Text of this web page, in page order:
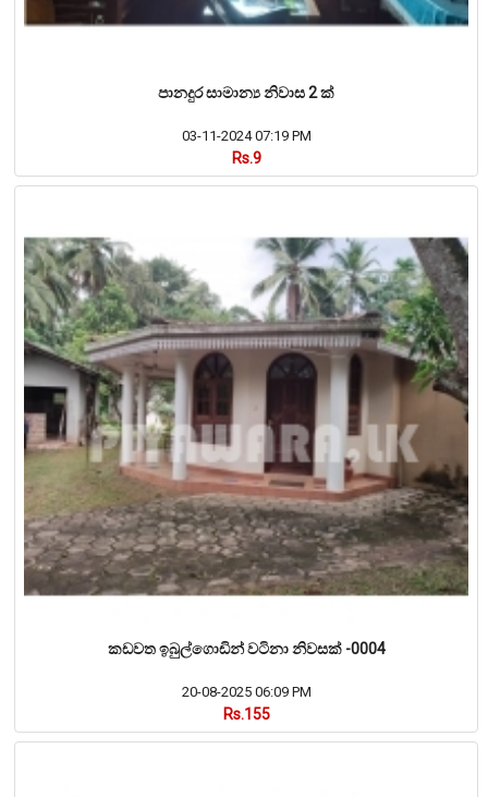
පානදුර සාමාන්‍ය නිවාස 2 ක්
03-11-2024 07:19 PM
Rs.9
කඩවත ඉබුල්ගොඩින් වටිනා නිවසක් -0004
20-08-2025 06:09 PM
Rs.155